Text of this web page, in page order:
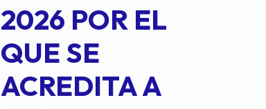
2026 POR EL
QUE SE
ACREDITA A